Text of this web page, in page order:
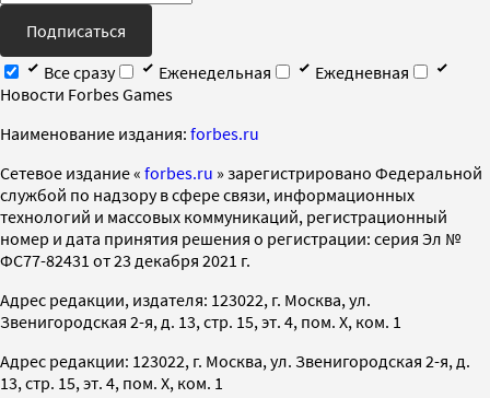
Подписаться
Все сразу
Еженедельная
Ежедневная
Новости Forbes Games
Наименование издания: forbes.ru
Cетевое издание « forbes.ru » зарегистрировано Федеральной
службой по надзору в сфере связи, информационных
технологий и массовых коммуникаций, регистрационный
номер и дата принятия решения о регистрации: серия Эл №
ФС77-82431 от 23 декабря 2021 г.
Адрес редакции, издателя: 123022, г. Москва, ул.
Звенигородская 2-я, д. 13, стр. 15, эт. 4, пом. X, ком. 1
Адрес редакции: 123022, г. Москва, ул. Звенигородская 2-я, д.
13, стр. 15, эт. 4, пом. X, ком. 1